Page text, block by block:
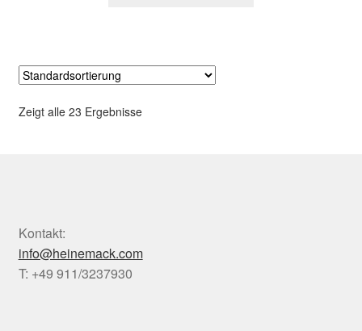
Zeigt alle 23 Ergebnisse
Kontakt:
info@heinemack.com
T: +49 911/3237930